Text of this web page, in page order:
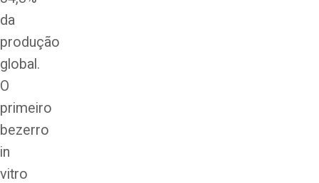
da
produção
global.
O
primeiro
bezerro
in
vitro